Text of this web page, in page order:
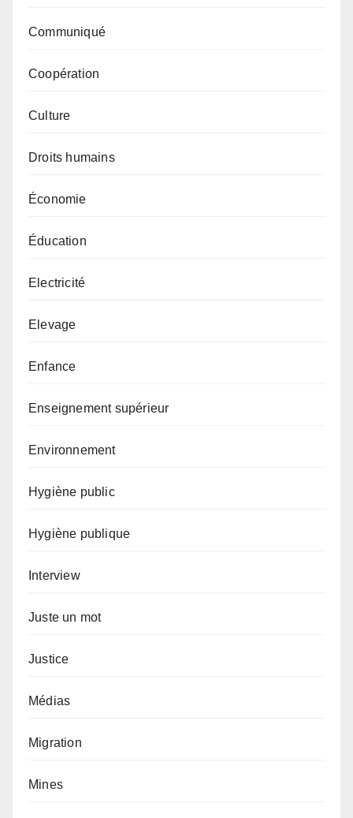
Communiqué
Coopération
Culture
Droits humains
Économie
Éducation
Electricité
Elevage
Enfance
Enseignement supérieur
Environnement
Hygiène public
Hygiène publique
Interview
Juste un mot
Justice
Médias
Migration
Mines